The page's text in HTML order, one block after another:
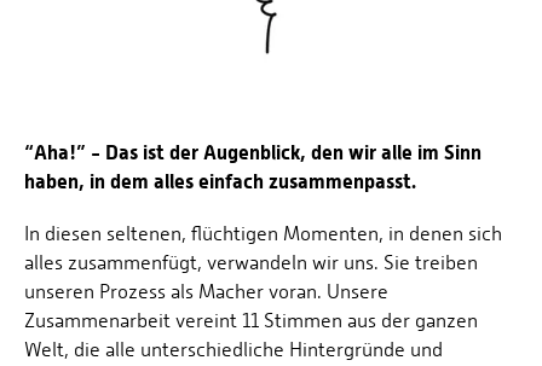
“Aha!” - Das ist der Augenblick, den wir alle im Sinn
haben, in dem alles einfach zusammenpasst.
In diesen seltenen, flüchtigen Momenten, in denen sich
alles zusammenfügt, verwandeln wir uns. Sie treiben
unseren Prozess als Macher voran. Unsere
Zusammenarbeit vereint 11 Stimmen aus der ganzen
Welt, die alle unterschiedliche Hintergründe und